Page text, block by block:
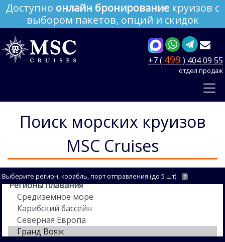
Доступно онлайн бронирование круизов с
выбором пакетов, опций и скидок
+7 ( 499 ) 404 09 55
отдел продаж
Поиск морских круизов
MSC Cruises
Выберите регион, корабль, порт отправления (до 5 шт) ?